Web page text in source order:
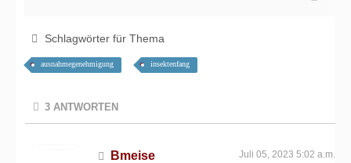
Schlagwörter für Thema
ausnahmegenehmigung insektenfang
3 ANTWORTEN
Bmeise Juli 05, 2023 5:02 a.m.